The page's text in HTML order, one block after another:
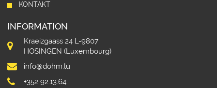
KONTAKT
INFORMATION
Kraeizgaass 24 L-9807
HOSINGEN (Luxembourg)
info@dohm.lu
+352 92.13.64